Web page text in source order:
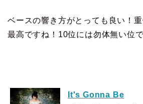
ベースの響き方がとっても良い！
最高ですね！10位には勿体無い位で
It's Gonna Be